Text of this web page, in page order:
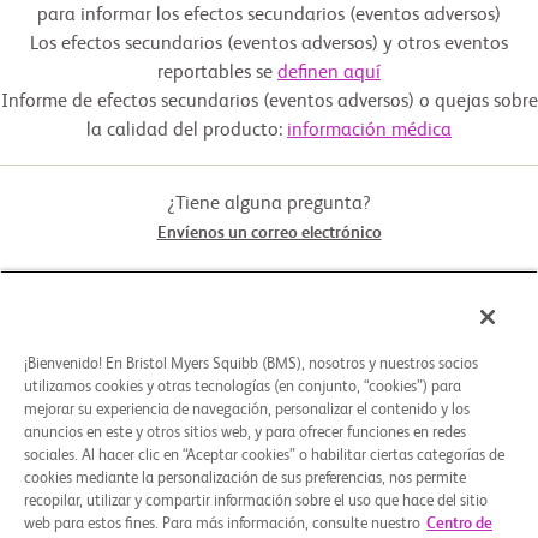
Descargar guía
Fármaco: BMS-986340, Docetaxel
Experimental: Part 2D: BMS-986340 +
Pumitamig Dose Expansion
Drug: Pumitamig Fármaco: BMS-986340
Experimental: Parte 1A-J: Aumento escalonado
Fármaco: BMS-986340
Experimental: Parte 1A: Aumento escalonado
de la dosis de BMS-986340
Fármaco: BMS-986340
  -  Enfermedad medible según los Criterios de evaluación de
fina, citología o biopsias
de lesiones óseas no son aceptables.
Este de 0 o 1.
Parte 1C, donde se excluirá a los participantes con
tipo de tumor para el cual se está evaluando.
refractario a, no ser
candidato para, o ser intolerante a las terapias existentes que se
sabe que proporcionan un beneficio
clínico para la enfermedad del participante.
Criterios de exclusión
para informar los efectos secundarios (eventos adversos)
Los efectos secundarios (eventos adversos) y otros eventos
reportables se definen aquí
Informe de efectos secundarios (eventos adversos) o quejas sobre
la calidad del producto: información médica
¿Tiene alguna pregunta?
Envíenos un correo electrónico
STUDY CONNECT
ACERCA DE
¿NECESITA AYUDA?
¡Bienvenido! En Bristol Myers Squibb (BMS), nosotros y nuestros socios
utilizamos cookies y otras tecnologías (en conjunto, “cookies”) para
mejorar su experiencia de navegación, personalizar el contenido y los
anuncios en este y otros sitios web, y para ofrecer funciones en redes
sociales. Al hacer clic en “Aceptar cookies” o habilitar ciertas categorías de
cookies mediante la personalización de sus preferencias, nos permite
recopilar, utilizar y compartir información sobre el uso que hace del sitio
web para estos fines. Para más información, consulte nuestro Centro de